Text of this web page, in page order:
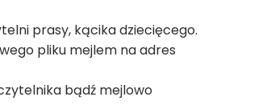
prasy, kącika dziecięcego.
pliku mejlem na adres
bądź mejlowo